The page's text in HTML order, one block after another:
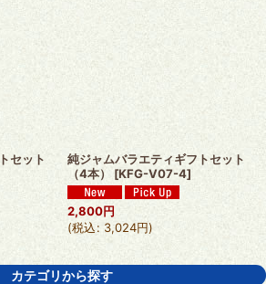
セット
純ジャムバラエティギフトセット
（4本）
[KFG-V07-4]
2,800円
(税込: 3,024円)
カテゴリから探す